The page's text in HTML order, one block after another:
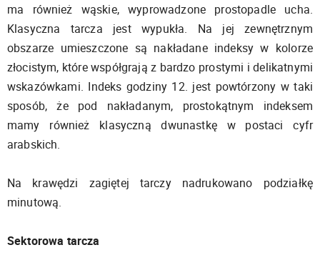
ma również wąskie, wyprowadzone prostopadle ucha.
Klasyczna tarcza jest wypukła. Na jej zewnętrznym
obszarze umieszczone są nakładane indeksy w kolorze
złocistym, które współgrają z bardzo prostymi i delikatnymi
wskazówkami. Indeks godziny 12. jest powtórzony w taki
sposób, że pod nakładanym, prostokątnym indeksem
mamy również klasyczną dwunastkę w postaci cyfr
arabskich.
Na krawędzi zagiętej tarczy nadrukowano podziałkę
minutową.
Sektorowa tarcza